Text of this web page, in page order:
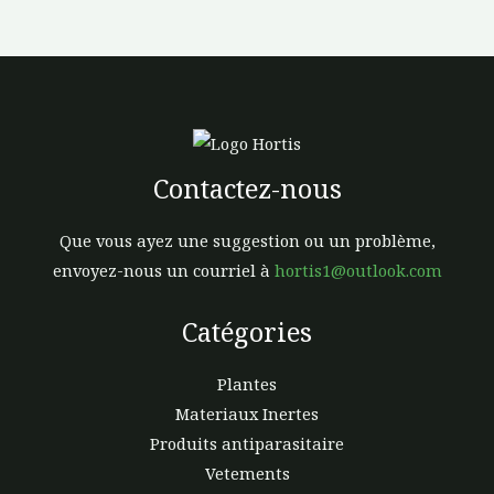
du
Contactez-nous
Que vous ayez une suggestion ou un problème,
envoyez-nous un courriel à hortis1@outlook.com
Catégories
Plantes
Materiaux Inertes
Produits antiparasitaire
Vetements